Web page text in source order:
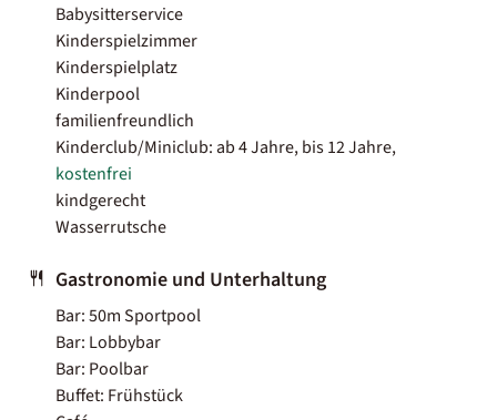
Babysitterservice
Kinderspielzimmer
Kinderspielplatz
Kinderpool
familienfreundlich
Kinderclub/Miniclub: ab 4 Jahre, bis 12 Jahre,
kostenfrei
kindgerecht
Wasserrutsche
Gastronomie und Unterhaltung
Bar: 50m Sportpool
Bar: Lobbybar
Bar: Poolbar
Buffet: Frühstück